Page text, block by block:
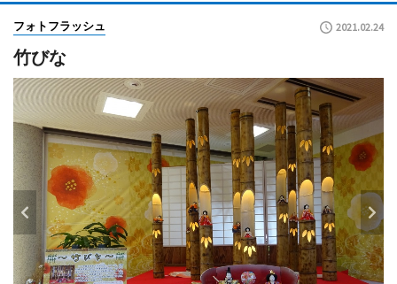
フォトフラッシュ 2021.02.24
竹びな